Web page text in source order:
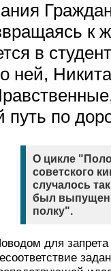
к
в
ней,
путь по
О цикле
советского
случалось
был выпущен
полку".
для